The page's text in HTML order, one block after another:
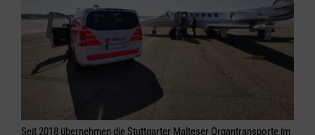
Seit 2018 übernehmen die Stuttgarter Malteser Organtransporte im